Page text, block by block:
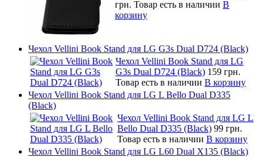
грн. Товар есть в наличии В
корзину
Чехол Vellini Book Stand для LG G3s Dual D724 (Black)
Чехол Vellini Book Stand для LG
G3s Dual D724 (Black) 159 грн.
Товар есть в наличии В корзину
Чехол Vellini Book Stand для LG L Bello Dual D335
(Black)
Чехол Vellini Book Stand для LG L
Bello Dual D335 (Black) 99 грн.
Товар есть в наличии В корзину
Чехол Vellini Book Stand для LG L60 Dual X135 (Black)